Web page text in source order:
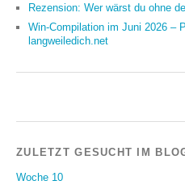
Rezension: Wer wärst du ohne
Win-Compilation im Juni 2026 –
langweiledich.net
ZULETZT GESUCHT IM
Woche 10